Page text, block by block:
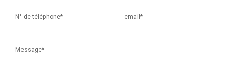
N° de téléphone* email*
Message*